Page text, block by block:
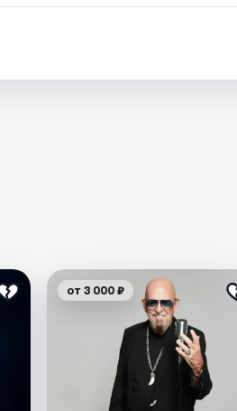
от 3 000 ₽